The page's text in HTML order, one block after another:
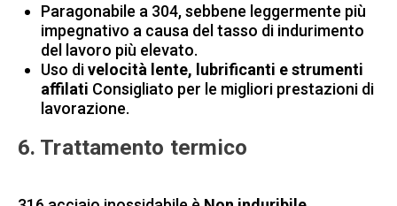
Paragonabile a 304, sebbene leggermente più
impegnativo a causa del tasso di indurimento
del lavoro più elevato.
Uso divelocità lente, lubrificanti e strumenti
affilati Consigliato per le migliori prestazioni di
lavorazione.
6. Trattamento termico